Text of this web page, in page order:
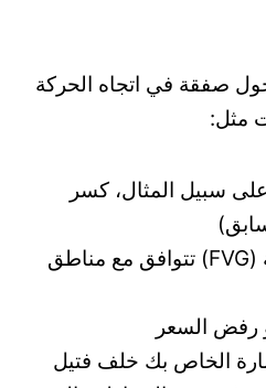
صفقة في اتجاه الحركة
مثل:
سبيل المثال، كسر
فجوات القيمة العادلة (FVG) تتوافق مع مناطق
رفض السعر
الخاص بك خلف فتيل